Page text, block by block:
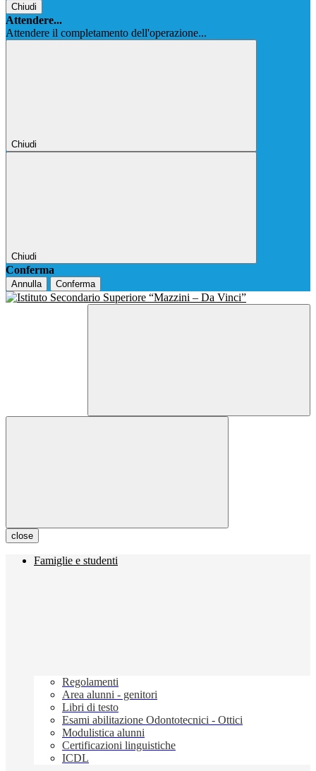
Chiudi
Attendere...
Attendere il completamento dell'operazione...
Chiudi
Chiudi
Conferma
Annulla Conferma
close
Famiglie e studenti
Regolamenti
Area alunni - genitori
Libri di testo
Esami abilitazione Odontotecnici - Ottici
Modulistica alunni
Certificazioni linguistiche
ICDL